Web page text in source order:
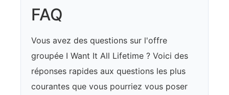
FAQ
Vous avez des questions sur l'offre
groupée I Want It All Lifetime ? Voici des
réponses rapides aux questions les plus
courantes que vous pourriez vous poser